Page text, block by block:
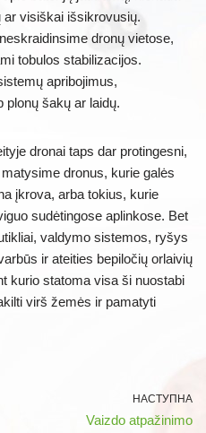
ar visiškai išsikrovusių.
dronų vietose,
tobulos stabilizacijos.
apribojimus,
plonų šakų ar laidų.
dronai taps dar protingesni,
dronus, kurie galės
įkrova, arba tokius, kurie
sudėtingose aplinkose. Bet
valdymo sistemos, ryšys
ir ateities bepiločių orlaivių
kurio statoma visa ši nuostabi
virš žemės ir pamatyti
НАСТУПНА
Vaizdo atpažinimo